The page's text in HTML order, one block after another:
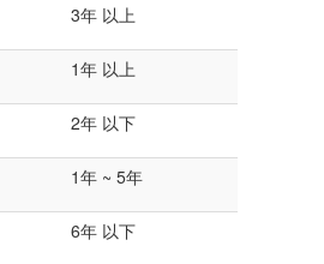
3年 以上
1年 以上
2年 以下
1年 ~ 5年
6年 以下